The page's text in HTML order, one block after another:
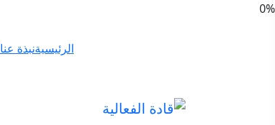
0%
الرئيسيةنبذة عنا